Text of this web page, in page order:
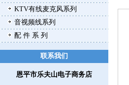
KTV有线麦克风系列
音视频线系列
配 件 系 列
联系我们
恩平市乐夫山电子商务店